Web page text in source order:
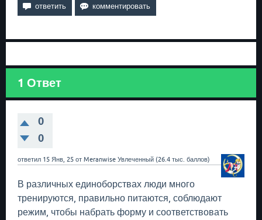
1 Ответ
0
0
ответил 15 Янв, 25 от Meranwise Увлеченный (26.4 тыс. баллов)
В различных единоборствах люди много
тренируются, правильно питаются, соблюдают
режим, чтобы набрать форму и соответствовать